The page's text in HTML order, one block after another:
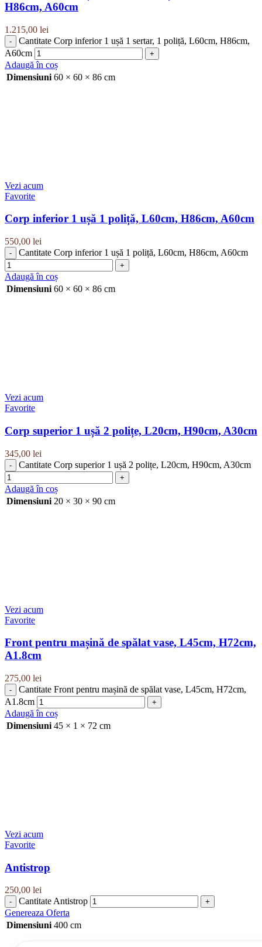
H86cm, A60cm
1.215,00 lei
Cantitate Corp inferior 1 ușă 1 sertar, 1 poliță, L60cm, H86cm,
A60cm
Adaugă în coș
Dimensiuni 60 × 60 × 86 cm
Vezi acum
Favorite
Corp inferior 1 ușă 1 poliță, L60cm, H86cm, A60cm
550,00 lei
Cantitate Corp inferior 1 ușă 1 poliță, L60cm, H86cm, A60cm
Adaugă în coș
Dimensiuni 60 × 60 × 86 cm
Vezi acum
Favorite
Corp superior 1 ușă 2 polițe, L20cm, H90cm, A30cm
345,00 lei
Cantitate Corp superior 1 ușă 2 polițe, L20cm, H90cm, A30cm
Adaugă în coș
Dimensiuni 20 × 30 × 90 cm
Vezi acum
Favorite
Front pentru mașină de spălat vase, L45cm, H72cm,
A1.8cm
275,00 lei
Cantitate Front pentru mașină de spălat vase, L45cm, H72cm,
A1.8cm
Adaugă în coș
Dimensiuni 45 × 1 × 72 cm
Vezi acum
Favorite
Antistrop
250,00 lei
Cantitate Antistrop
Genereaza Oferta
Dimensiuni 400 cm